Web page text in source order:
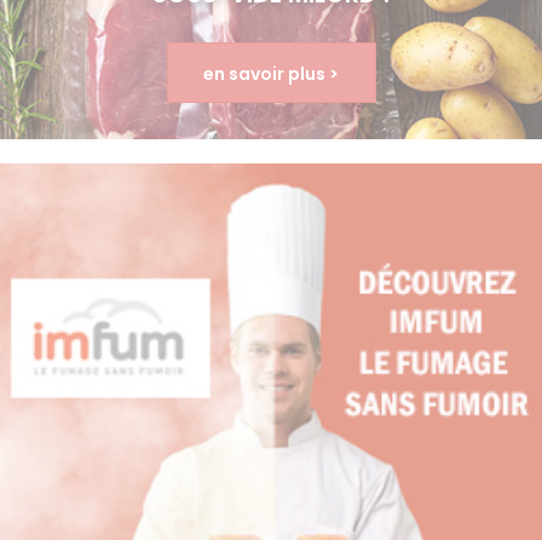
en savoir plus >